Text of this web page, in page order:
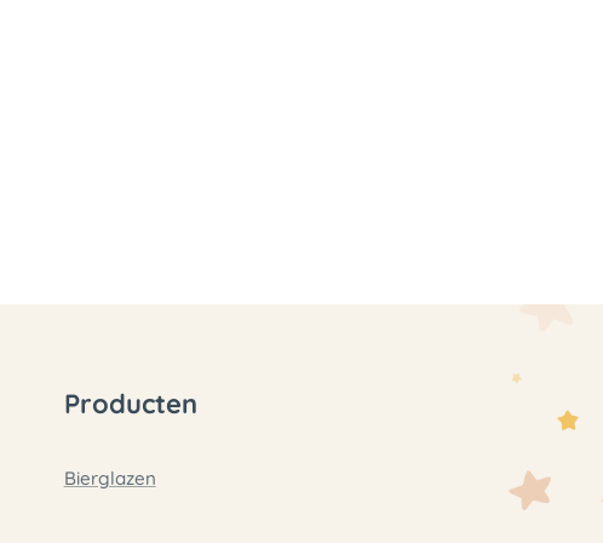
Producten
Bierglazen